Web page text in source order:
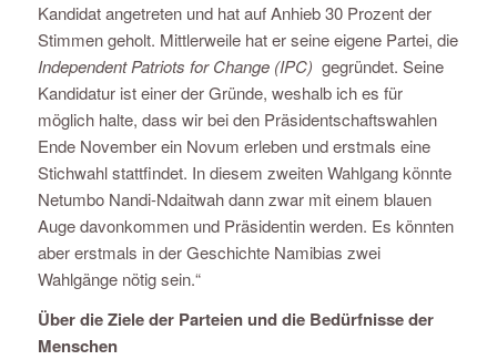
Kandidat angetreten und hat auf Anhieb 30 Prozent der
Stimmen geholt. Mittlerweile hat er seine eigene Partei, die
Independent Patriots for Change (IPC) gegründet. Seine
Kandidatur ist einer der Gründe, weshalb ich es für
möglich halte, dass wir bei den Präsidentschaftswahlen
Ende November ein Novum erleben und erstmals eine
Stichwahl stattfindet. In diesem zweiten Wahlgang könnte
Netumbo Nandi-Ndaitwah dann zwar mit einem blauen
Auge davonkommen und Präsidentin werden. Es könnten
aber erstmals in der Geschichte Namibias zwei
Wahlgänge nötig sein.“
Über die Ziele der Parteien und die Bedürfnisse der
Menschen